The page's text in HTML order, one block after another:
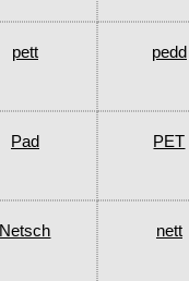
pett pedd
Pad PET
Netsch nett